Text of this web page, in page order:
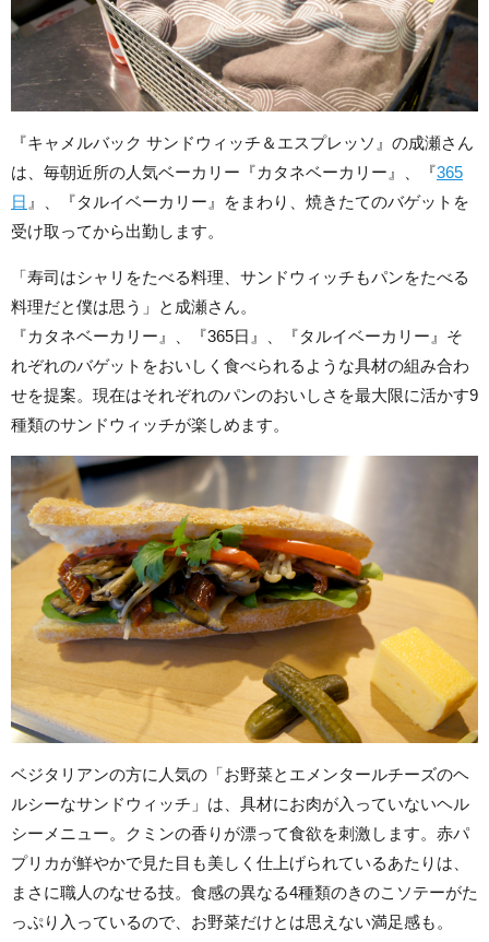
『キャメルバック サンドウィッチ＆エスプレッソ』の成瀬さん
は、毎朝近所の人気ベーカリー『カタネベーカリー』、『365
日 』、『タルイベーカリー』をまわり、焼きたてのバゲットを
受け取ってから出勤します。
「寿司はシャリをたべる料理、サンドウィッチもパンをたべる
料理だと僕は思う」と成瀬さん。
『カタネベーカリー』、『365日』、『タルイベーカリー』そ
れぞれのバゲットをおいしく食べられるような具材の組み合わ
せを提案。現在はそれぞれのパンのおいしさを最大限に活かす9
種類のサンドウィッチが楽しめます。
ベジタリアンの方に人気の「お野菜とエメンタールチーズのヘ
ルシーなサンドウィッチ」は、具材にお肉が入っていないヘル
シーメニュー。クミンの香りが漂って食欲を刺激します。赤パ
プリカが鮮やかで見た目も美しく仕上げられているあたりは、
まさに職人のなせる技。食感の異なる4種類のきのこソテーがた
っぷり入っているので、お野菜だけとは思えない満足感も。